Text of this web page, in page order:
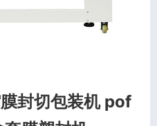
封切包装机 pof